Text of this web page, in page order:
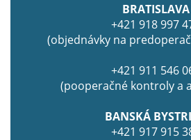
BRATISLAVA
+421 918 997
(objednávky na
+421 911 546
(pooperačné kontroly a
BANSKÁ
+421 917 915